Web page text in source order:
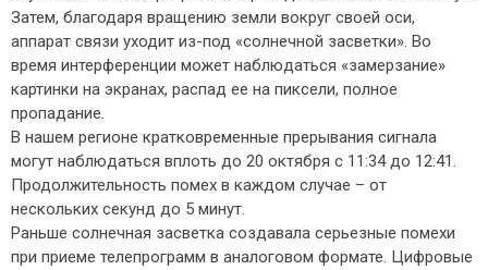
Затем, благодаря вращению земли вокруг своей оси,
аппарат связи уходит из-под «солнечной засветки». Во
время интерференции может наблюдаться «замерзание»
картинки на экранах, распад ее на пиксели, полное
пропадание.
В нашем регионе кратковременные прерывания сигнала
могут наблюдаться вплоть до 20 октября с 11:34 до 12:41.
Продолжительность помех в каждом случае – от
нескольких секунд до 5 минут.
Раньше солнечная засветка создавала серьезные помехи
при приеме телепрограмм в аналоговом формате. Цифровые